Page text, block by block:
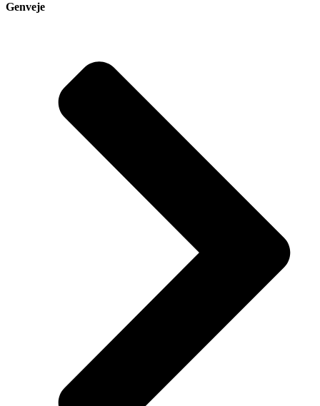
Genveje